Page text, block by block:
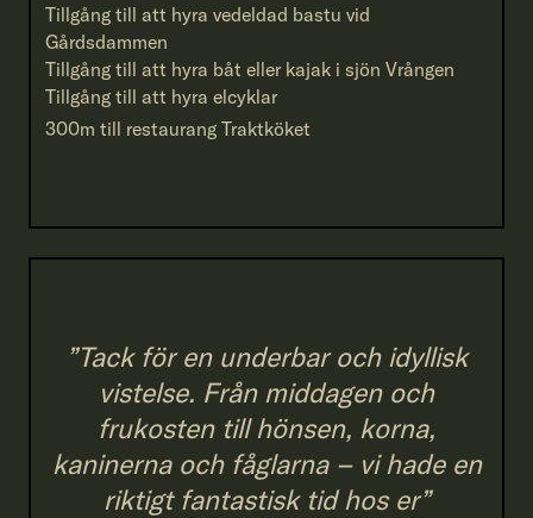
Tillgång till att hyra vedeldad bastu vid
Gårdsdammen
Tillgång till att hyra båt eller kajak i sjön Vrången
Tillgång till att hyra elcyklar
300m till restaurang Traktköket
”Tack för en underbar och idyllisk
vistelse. Från middagen och
frukosten till hönsen, korna,
kaninerna och fåglarna – vi hade en
riktigt fantastisk tid hos er”